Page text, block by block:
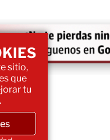
sitio,
que
tu